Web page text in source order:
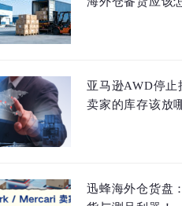
亚马逊AWD停止
卖家的库存该放
迅蜂海外仓货盘